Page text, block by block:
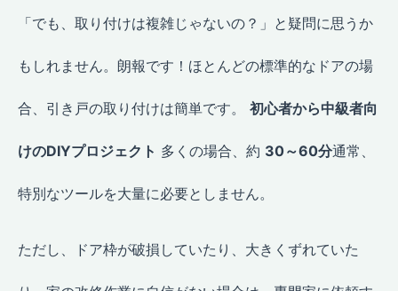
「でも、取り付けは複雑じゃないの？」と疑問に思うか
もしれません。朗報です！ほとんどの標準的なドアの場
合、引き戸の取り付けは簡単です。 初心者から中級者向
けのDIYプロジェクト 多くの場合、約 30～60分通常、
特別なツールを大量に必要としません。
ただし、ドア枠が破損していたり、大きくずれていた